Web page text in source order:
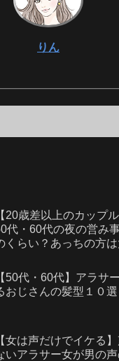
りん
【20歳差以上のカップ
代・60代の夜の営み
くらい？あっちの方は
【50代・60代】アラサ
おじさんの髪型１０選
【女は声だけでイケる
いアラサー女が男の